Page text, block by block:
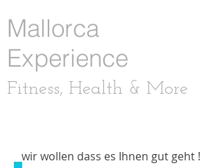
Mallo rca​
Experience
Fitness, Health & More
​wir wollen dass es Ihnen gut geht !